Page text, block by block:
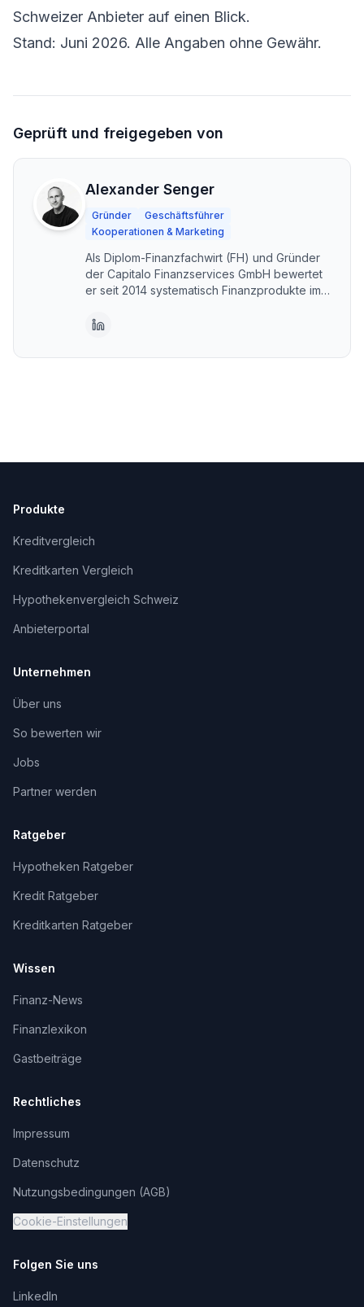
Schweizer Anbieter auf einen Blick.
Stand: Juni 2026. Alle Angaben ohne Gewähr.
Geprüft und freigegeben von
Alexander Senger
Gründer
Geschäftsführer
Kooperationen & Marketing
Als Diplom-Finanzfachwirt (FH) und Gründer
der Capitalo Finanzservices GmbH bewertet
er seit 2014 systematisch Finanzprodukte im
transparente Vergleiche – kostenlos und im
Unterstützung, fachlich geprüft und
Produkte
Kreditvergleich
Kreditkarten Vergleich
Hypothekenvergleich Schweiz
Anbieterportal
Unternehmen
Über uns
So bewerten wir
Jobs
Partner werden
Ratgeber
Hypotheken Ratgeber
Kredit Ratgeber
Kreditkarten Ratgeber
Wissen
Finanz-News
Finanzlexikon
Gastbeiträge
Rechtliches
Impressum
Datenschutz
Nutzungsbedingungen (AGB)
Cookie-Einstellungen
Folgen Sie uns
LinkedIn